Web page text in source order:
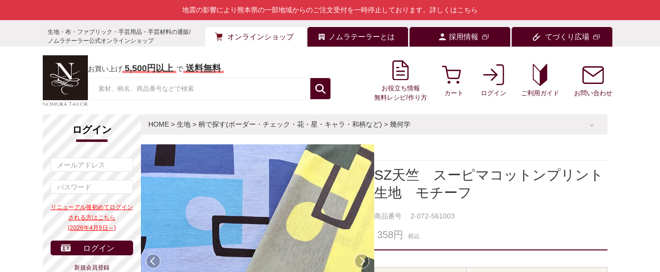
地震の影響により熊本県の一部地域からのご注文受付を一時停止しております。 詳しくはこちら
生地・布・ファブリック・手芸用品・手芸材料の通販/
ノムラテーラー公式オンラインショップ
オンラインショップ ノムラテーラーとは 採用情報 てづくり広場
お買い上げ 5,500円以上 で 送料無料
お役立ち情報
無料レシピ/作り方
カート ログイン ご利用ガイド お問い合わせ
ログイン
リニューアル後初めてログイン
される方はこちら
(2026年4月9日～)
ログイン
新規会員登録
HOME > 生地 > 柄で探す(ボーダー・チェック・花・星・キャラ・和柄など) > 幾何学
前へ 次へ
SZ天竺 スーピマコットンプリント
生地 モチーフ
商品番号 2-072-561003
358円 税込